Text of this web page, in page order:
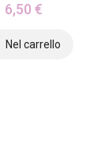
6,50 €